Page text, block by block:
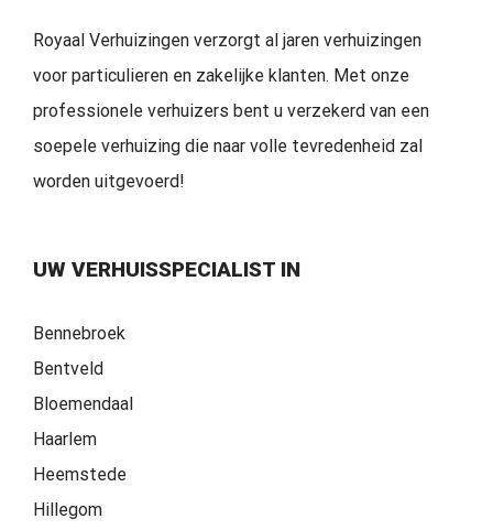
Royaal Verhuizingen verzorgt al jaren verhuizingen
voor particulieren en zakelijke klanten. Met onze
professionele verhuizers bent u verzekerd van een
soepele verhuizing die naar volle tevredenheid zal
worden uitgevoerd!
UW VERHUISSPECIALIST IN
Bennebroek
Bentveld
Bloemendaal
Haarlem
Heemstede
Hillegom